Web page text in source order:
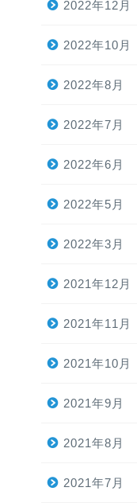
2022年12月
2022年10月
2022年8月
2022年7月
2022年6月
2022年5月
2022年3月
2021年12月
2021年11月
2021年10月
2021年9月
2021年8月
2021年7月